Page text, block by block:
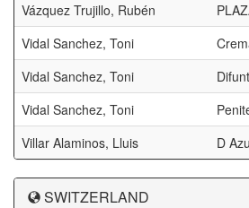
Vázquez Trujillo, Rubén
Vidal Sanchez, Toni
Vidal Sanchez, Toni
Difunt
Vidal Sanchez, Toni
Villar Alaminos, Lluis
D
SWITZERLAND